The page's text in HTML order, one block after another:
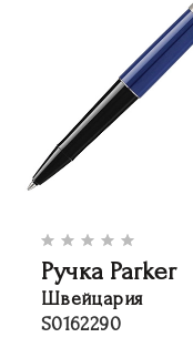
Ручка Parker
Швейцария
S0162290